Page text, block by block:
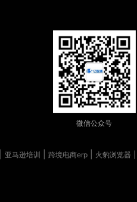
微信公众号
亚马逊培训 跨境电商erp| 火豹浏览器